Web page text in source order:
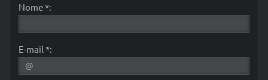
Nome *:
E-mail *: